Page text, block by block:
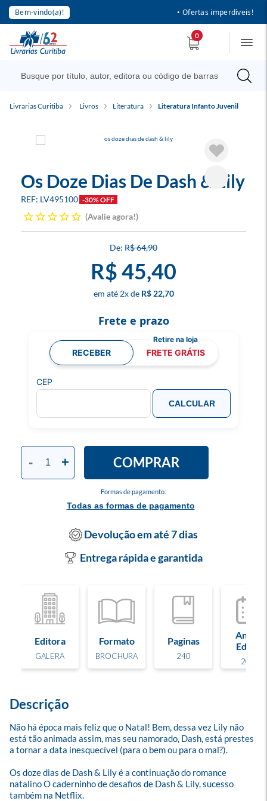
Bem-vindo(a)! • Ofertas imperdíveis!
0
Livrarias Curitiba Livros Literatura Literatura Infanto Juvenil
Os Doze Dias De Dash & Lily
LV495100 -30% OFF
Avalie agora!
R$ 64,90
R$ 45,40
2x R$ 22,70
Formas de pagamento:
Todas as formas de pagamento
- + COMPRAR
Frete e prazo
RECEBER FRETE GRÁTIS
CEP
CALCULAR
Devolução em até 7 dias
Entrega rápida e garantida
Editora
GALERA
Formato
BROCHURA
Paginas
240
Ano de
Edição
2022
Descrição
Não há época mais feliz que o Natal! Bem, dessa vez Lily não
está tão animada assim, mas seu namorado, Dash, está prestes
a tornar a data inesquecível (para o bem ou para o mal?).
Os doze dias de Dash & Lily é a continuação do romance
natalino O caderninho de desafios de Dash & Lily, sucesso
também na Netflix.